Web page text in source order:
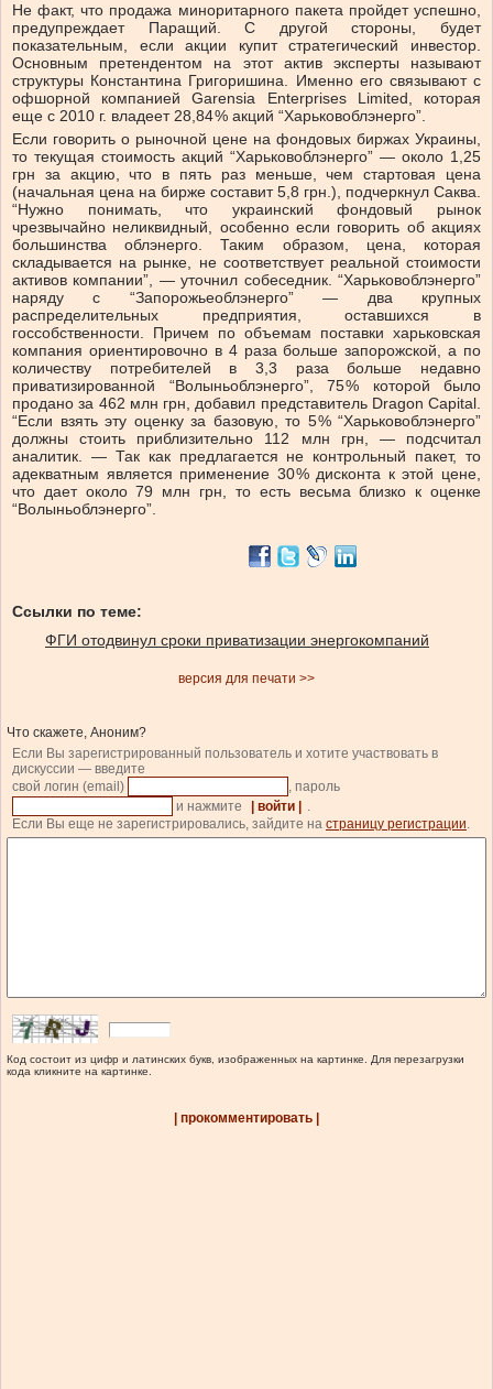
Не факт, что продажа миноритарного пакета пройдет успешно,
предупреждает Паращий. С другой стороны, будет
показательным, если акции купит стратегический инвестор.
Основным претендентом на этот актив эксперты называют
структуры Константина Григоришина. Именно его связывают с
офшорной компанией Garensia Enterprises Limited, которая
еще с 2010 г. владеет 28,84 % акций “Харьковоблэнерго”.
Если говорить о рыночной цене на фондовых биржах Украины,
то текущая стоимость акций “Харьковоблэнерго” — около 1,25
грн за акцию, что в пять раз меньше, чем стартовая цена
(начальная цена на бирже составит 5,8 грн.), подчеркнул Саква.
“Нужно понимать, что украинский фондовый рынок
чрезвычайно неликвидный, особенно если говорить об акциях
большинства облэнерго. Таким образом, цена, которая
складывается на рынке, не соответствует реальной стоимости
активов компании”, — уточнил собеседник. “Харьковоблэнерго”
наряду с “Запорожьеоблэнерго” — два крупных
распределительных предприятия, оставшихся в
госсобственности. Причем по объемам поставки харьковская
компания ориентировочно в 4 раза больше запорожской, а по
количеству потребителей в 3,3 раза больше недавно
приватизированной “Волыньоблэнерго”, 75 % которой было
продано за 462 млн грн, добавил представитель Dragon Capital.
“Если взять эту оценку за базовую, то 5 % “Харьковоблэнерго”
должны стоить приблизительно 112 млн грн, — подсчитал
аналитик. — Так как предлагается не контрольный пакет, то
адекватным является применение 30 % дисконта к этой цене,
что дает около 79 млн грн, то есть весьма близко к оценке
“Волыньоблэнерго”.
Ссылки по теме:
ФГИ отодвинул сроки приватизации энергокомпаний
версия для печати >>
Что скажете, Аноним?
Если Вы зарегистрированный пользователь и хотите участвовать в
дискуссии — введите
свой логин (email)
, пароль
и нажмите
| войти |
.
Если Вы еще не зарегистрировались, зайдите на страницу регистрации.
Код состоит из цифр и латинских букв, изображенных на картинке. Для перезагрузки
кода кликните на картинке.
| прокомментировать |